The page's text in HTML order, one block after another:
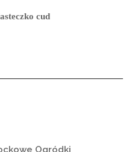
cud
Ogródki